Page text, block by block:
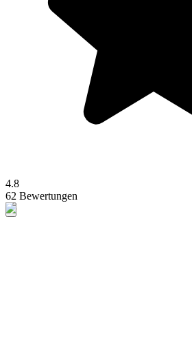
4.8
62 Bewertungen